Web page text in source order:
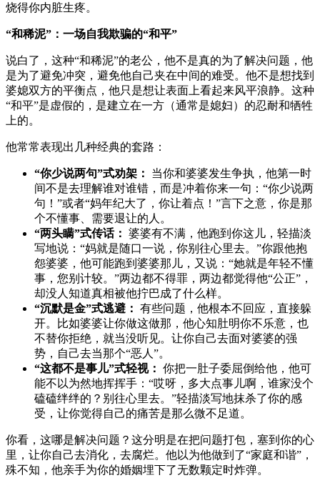
烧得你内脏生疼。
“和稀泥”：一场自我欺骗的“和平”
说白了，这种“和稀泥”的老公，他不是真的为了解决问题，他
是为了避免冲突，避免他自己夹在中间的难受。他不是想找到
婆媳双方的平衡点，他只是想让表面上看起来风平浪静。这种
“和平”是虚假的，是建立在一方（通常是媳妇）的忍耐和牺牲
上的。
他常常表现出几种经典的套路：
“你少说两句”式劝架：
当你和婆婆发生争执，他第一时
间不是去理解谁对谁错，而是冲着你来一句：“你少说两
句！”或者“妈年纪大了，你让着点！”言下之意，你是那
个不懂事、需要退让的人。
“两头瞒”式传话： 婆婆有不满，他跑到你这儿，轻描淡
写地说：“妈就是随口一说，你别往心里去。”你跟他抱
怨婆婆，他可能跑到婆婆那儿，又说：“她就是年轻不懂
事，您别计较。”两边都不得罪，两边都觉得他“公正”，
却没人知道真相被他拧巴成了什么样。
“沉默是金”式逃避： 有些问题，他根本不回应，直接躲
开。比如婆婆让你做这做那，他心知肚明你不乐意，也
不替你拒绝，就当没听见。让你自己去面对婆婆的强
势，自己去当那个“恶人”。
“这都不是事儿”式轻视： 你把一肚子委屈倒给他，他可
能不以为然地挥挥手：“哎呀，多大点事儿啊，谁家没个
磕磕绊绊的？别往心里去。”轻描淡写地抹杀了你的感
受，让你觉得自己的痛苦是那么微不足道。
你看，这哪是解决问题？这分明是在把问题打包，塞到你的心
里，让你自己去消化，去腐烂。他以为他做到了“家庭和谐”，
殊不知，他亲手为你的婚姻埋下了无数颗定时炸弹。